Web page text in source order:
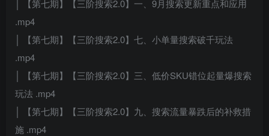
│ 【第七期】【三阶搜索2.0】一、9月搜索更新重点和应用
.mp4
│ 【第七期】【三阶搜索2.0】七、小单量搜索破千玩法
.mp4
│ 【第七期】【三阶搜索2.0】三、低价SKU错位起量爆搜索
玩法 .mp4
│ 【第七期】【三阶搜索2.0】九、搜索流量暴跌后的补救措
施 .mp4